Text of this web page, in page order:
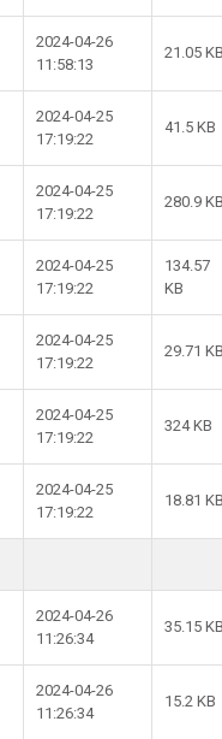
2024-04-26
11:58:13
21.05
2024-04-25
17:19:22
41.5 KB
2024-04-25
17:19:22
280.9
2024-04-25
17:19:22
134.57
KB
2024-04-25
17:19:22
29.71
2024-04-25
17:19:22
324 KB
2024-04-25
17:19:22
18.81
2024-04-26
11:26:34
35.15
2024-04-26
11:26:34
15.2 KB